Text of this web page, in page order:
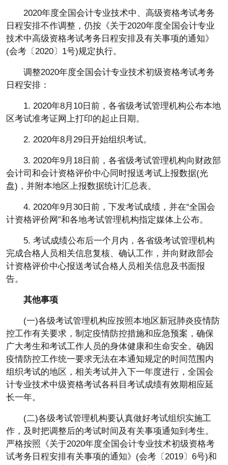
2020年度全国会计专业技术中、高级资格考试考务
日程安排不作调整，仍按《关于2020年度全国会计专业
技术中高级资格考试考务日程安排及有关事项的通知》
(会考〔2020〕1号)规定执行。
调整2020年度全国会计专业技术初级资格考试考务
日程安排：
1. 2020年8月10日前，各省级考试管理机构公布本地
区考试准考证网上打印的起止日期。
2. 2020年8月29日开始组织考试。
3. 2020年9月18日前，各省级考试管理机构向财政部
会计司和会计资格评价中心同时报送考试上报数据(光
盘)，并附本地区上报数据统计汇总表。
4. 2020年9月30日前，下发考试成绩，并在“全国会
计资格评价网”和各地考试管理机构指定媒体上公布。
5. 考试成绩公布后一个月内，各省级考试管理机构
完成合格人员相关信息复核、确认工作，并向财政部会
计资格评价中心报送考试合格人员相关信息及书面报
告。
其他事项
(一)各级考试管理机构应按照本地区新冠肺炎疫情防
控工作有关要求，制定疫情防控措施和应急预案，确保
广大考生和考试工作人员的身体健康和生命安全。确因
疫情防控工作统一要求无法在本通知规定的时间范围内
组织考试的地区，相关考试并入下一年度进行，全国会
计专业技术中级资格考试各科目考试成绩有效期相应延
长一年。
(二)各级考试管理机构要认真做好考试组织实施工
作，及时把调整后的考试时间及有关事项通知到考生。
严格按照《关于2020年度全国会计专业技术初级资格考
试考务日程安排有关事项的通知》(会考〔2019〕6号)和